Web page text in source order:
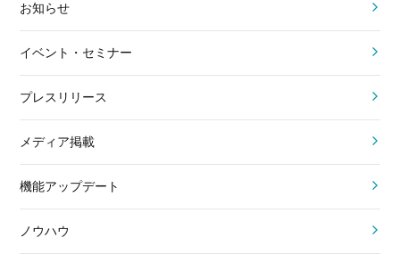
お知らせ
イベント・セミナー
プレスリリース
メディア掲載
機能アップデート
ノウハウ